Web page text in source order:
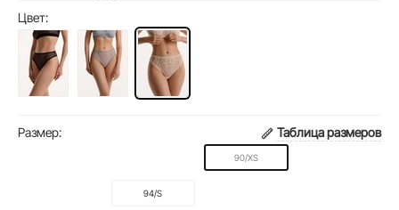
Цвет:
Размер: Таблица размеров
90/XS
94/S